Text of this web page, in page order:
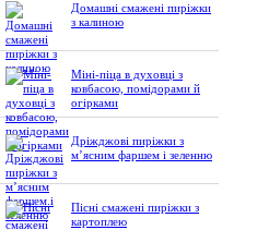
Домашні смажені пиріжки
з калиною
Міні-піца в духовці з
ковбасою, помідорами й
огірками
Дріжджові пиріжки з
м’ясним фаршем і зеленню
Пісні смажені пиріжки з
картоплею